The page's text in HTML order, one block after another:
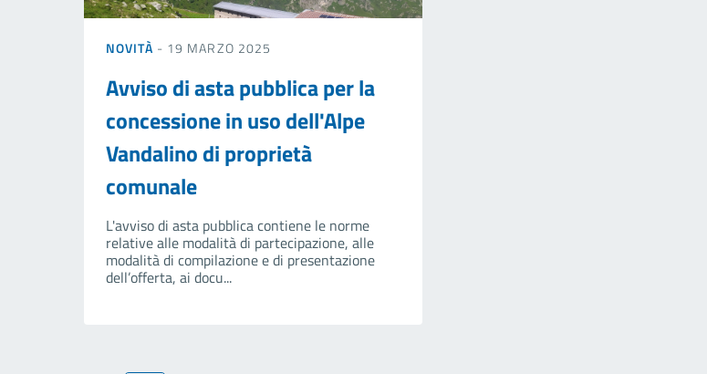
NOVITÀ - 19 MARZO 2025
Avviso di asta pubblica per la
concessione in uso dell'Alpe
Vandalino di proprietà
comunale
L'avviso di asta pubblica contiene le norme
relative alle modalità di partecipazione, alle
modalità di compilazione e di presentazione
dell’offerta, ai docu...